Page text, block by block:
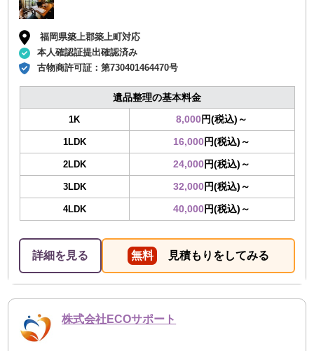
福岡県築上郡築上町対応
本人確認証提出確認済み
古物商許可証：第730401464470号
遺品整理の基本料金
1K 8,000円(税込)～
1LDK 16,000円(税込)～
2LDK 24,000円(税込)～
3LDK 32,000円(税込)～
4LDK 40,000円(税込)～
詳細を見る 無料 見積もりをしてみる
株式会社ECOサポート